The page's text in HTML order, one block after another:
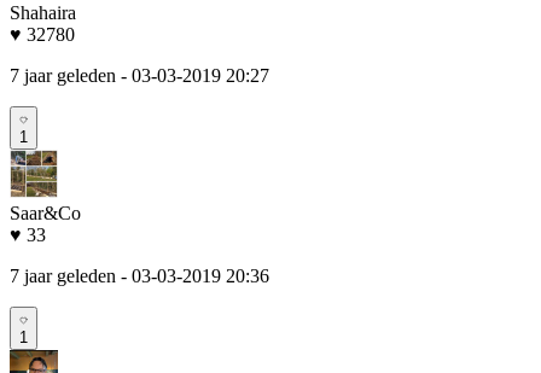
Shahaira
♥ 32780
7 jaar geleden - 03-03-2019 20:27
1
Saar&Co
♥ 33
7 jaar geleden - 03-03-2019 20:36
1